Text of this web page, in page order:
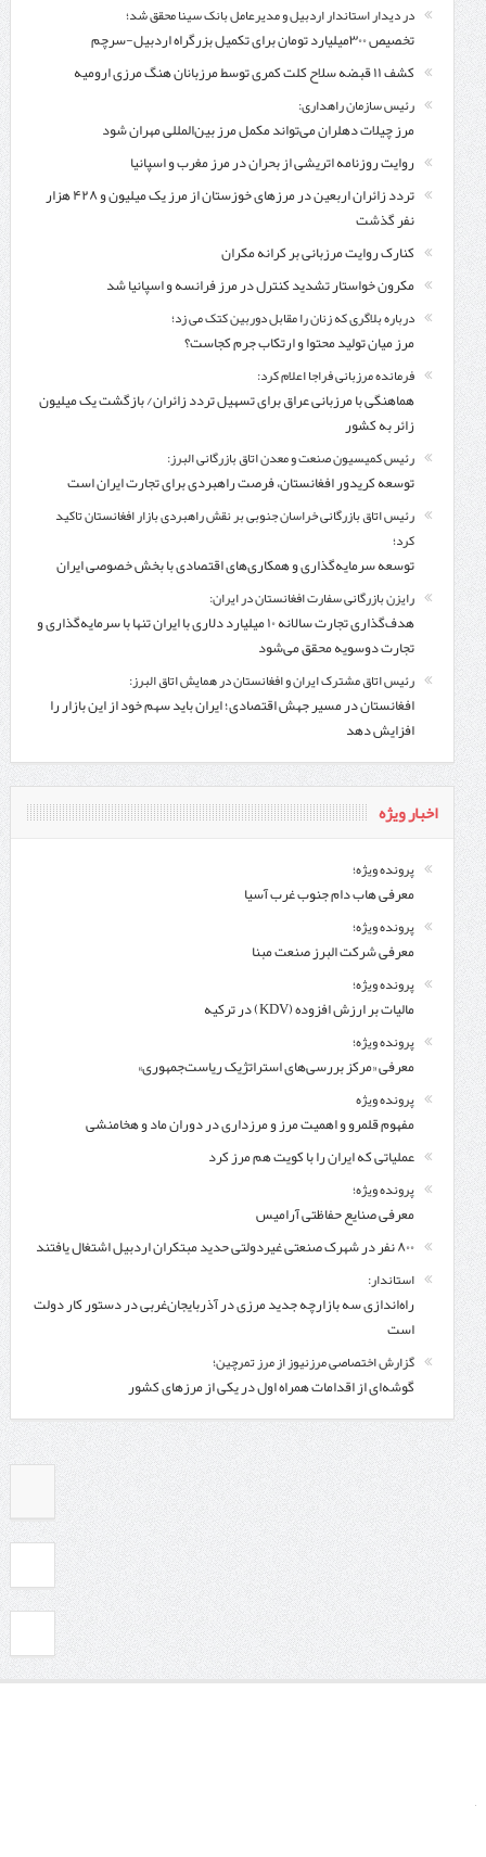
در دیدار استاندار اردبیل و مدیرعامل بانک سینا محقق شد؛
تخصیص ۳۰۰میلیارد تومان برای تکمیل بزرگراه اردبیل-سرچم
کشف ۱۱ قبضه سلاح کلت کمری توسط مرزبانان هنگ مرزی ارومیه
رئیس سازمان راهداری:
مرز چیلات دهلران می‌تواند مکمل مرز بین‌المللی مهران شود
روایت روزنامه اتریشی از بحران در مرز مغرب و اسپانیا
تردد زائران اربعین در مرزهای خوزستان از مرز یک میلیون و ۴۲۸ هزار
نفر گذشت
کنارک روایت مرزبانی بر کرانه مکران
مکرون خواستار تشدید کنترل‌ در مرز فرانسه و اسپانیا شد
درباره بلاگری که زنان را مقابل دوربین کتک می زد؛
مرز میان تولید محتوا و ارتکاب جرم کجاست؟
فرمانده مرزبانی فراجا اعلام کرد:
هماهنگی با مرزبانی عراق برای تسهیل تردد زائران/ بازگشت یک میلیون
زائر به کشور
رئیس کمیسیون صنعت و معدن اتاق بازرگانی البرز:
توسعه کریدور افغانستان، فرصت راهبردی برای تجارت ایران است
رئیس اتاق بازرگانی خراسان جنوبی بر نقش راهبردی بازار افغانستان تاکید
کرد؛
توسعه سرمایه‌گذاری و همکاری‌های اقتصادی با بخش خصوصی ایران
رایزن بازرگانی سفارت افغانستان در ایران:
هدف‌گذاری تجارت سالانه ۱۰ میلیارد دلاری با ایران تنها با سرمایه‌گذاری و
تجارت دوسویه محقق می‌شود
رئیس اتاق مشترک ایران و افغانستان در همایش اتاق البرز:
افغانستان در مسیر جهش اقتصادی؛ ایران باید سهم خود از این بازار را
افزایش دهد
اخبار ویژه
پرونده ویژه؛
معرفی هاب دام جنوب غرب آسیا
پرونده ویژه؛
معرفی شركت البرز صنعت مبنا
پرونده ویژه؛
مالیات بر ارزش افزوده (KDV) در ترکیه
پرونده ویژه؛
معرفی «مرکز بررسی‌های استراتژیک ریاست‌جمهوری»
پرونده ویژه
مفهوم قلمرو و اهمیت مرز و مرزداری در دوران ماد و هخامنشی
عملیاتی که ایران را با کویت هم مرز کرد
پرونده ویژه؛
معرفی صنایع حفاظتی آرامیس
۸۰۰ نفر در شهرک صنعتی غیردولتی حدید مبتکران اردبیل اشتغال یافتند
استاندار:
راه‌اندازی سه بازارچه جدید مرزی در آذربایجان‌غربی در دستور کار دولت
است
گزارش اختصاصی مرزنیوز از مرز تمرچین؛
گوشه‌ای از اقدامات همراه اول در یکی از مرزهای کشور